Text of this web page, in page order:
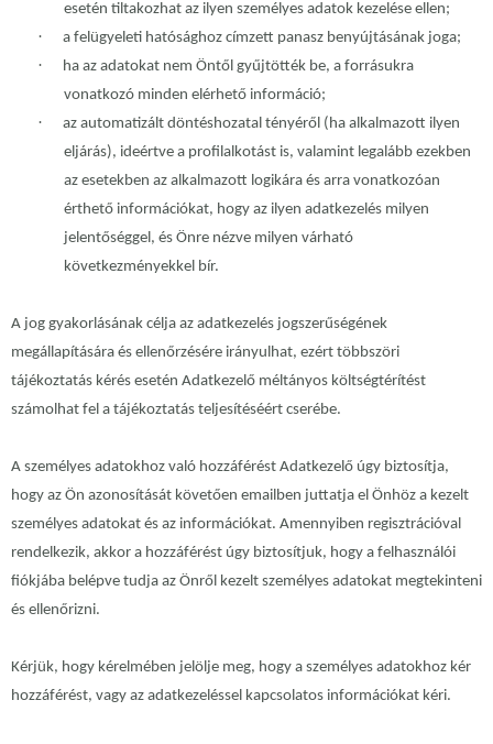
esetén tiltakozhat az ilyen személyes adatok kezelése ellen;
· a felügyeleti hatósághoz címzett panasz benyújtásának joga;
·
ha az adatokat nem Öntől gyűjtötték be, a forrásukra
vonatkozó minden elérhető információ;
·
az automatizált döntéshozatal tényéről (ha alkalmazott ilyen
eljárás), ideértve a profilalkotást is, valamint legalább ezekben
az esetekben az alkalmazott logikára és arra vonatkozóan
érthető információkat, hogy az ilyen adatkezelés milyen
jelentőséggel, és Önre nézve milyen várható
következményekkel bír.
A jog gyakorlásának célja az adatkezelés jogszerűségének
megállapítására és ellenőrzésére irányulhat, ezért többszöri
tájékoztatás kérés esetén Adatkezelő méltányos költségtérítést
számolhat fel a tájékoztatás teljesítéséért cserébe.
A személyes adatokhoz való hozzáférést Adatkezelő úgy biztosítja,
hogy az Ön azonosítását követően emailben juttatja el Önhöz a kezelt
személyes adatokat és az információkat. Amennyiben regisztrációval
rendelkezik, akkor a hozzáférést úgy biztosítjuk, hogy a felhasználói
fiókjába belépve tudja az Önről kezelt személyes adatokat megtekinteni
és ellenőrizni.
Kérjük, hogy kérelmében jelölje meg, hogy a személyes adatokhoz kér
hozzáférést, vagy az adatkezeléssel kapcsolatos információkat kéri.